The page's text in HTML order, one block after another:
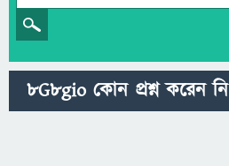
8G8gio কোন প্রশ্ন করেন নি